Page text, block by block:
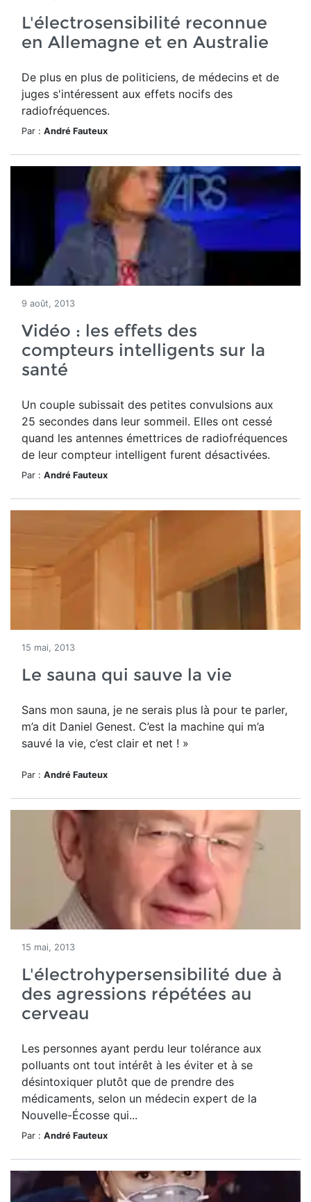
L'électrosensibilité reconnue
en Allemagne et en Australie
De plus en plus de politiciens, de médecins et de
juges s'intéressent aux effets nocifs des
radiofréquences.
Par : André Fauteux
9 août, 2013
Vidéo : les effets des
compteurs intelligents sur la
santé
Un couple subissait des petites convulsions aux
25 secondes dans leur sommeil. Elles ont cessé
quand les antennes émettrices de radiofréquences
de leur compteur intelligent furent désactivées.
Par : André Fauteux
15 mai, 2013
Le sauna qui sauve la vie
Sans mon sauna, je ne serais plus là pour te parler,
m’a dit Daniel Genest. C’est la machine qui m’a
sauvé la vie, c’est clair et net ! »
Par : André Fauteux
15 mai, 2013
L'électrohypersensibilité due à
des agressions répétées au
cerveau
Les personnes ayant perdu leur tolérance aux
polluants ont tout intérêt à les éviter et à se
désintoxiquer plutôt que de prendre des
médicaments, selon un médecin expert de la
Nouvelle-Écosse qui...
Par : André Fauteux